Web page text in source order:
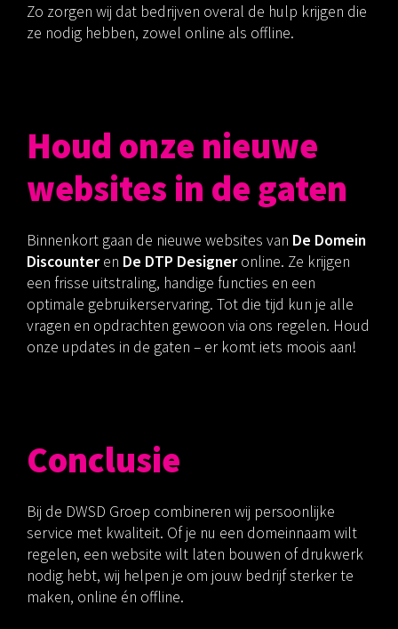
Zo zorgen wij dat bedrijven overal de hulp krijgen die
ze nodig hebben, zowel online als offline.
Houd onze nieuwe
websites in de gaten
Binnenkort gaan de nieuwe websites van De Domein
Discounteren De DTP Designeronline. Ze krijgen
een frisse uitstraling, handige functies en een
optimale gebruikerservaring. Tot die tijd kun je alle
vragen en opdrachten gewoon via ons regelen. Houd
onze updates in de gaten – er komt iets moois aan!
Conclusie
Bij de DWSD Groep combineren wij persoonlijke
service met kwaliteit. Of je nu een domeinnaam wilt
regelen, een website wilt laten bouwen of drukwerk
nodig hebt, wij helpen je om jouw bedrijf sterker te
maken, online én offline.